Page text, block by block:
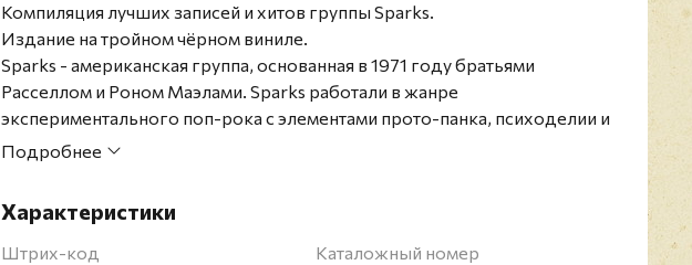
Компиляция лучших записей и хитов группы Sparks.
Издание на тройном чёрном виниле.
Sparks - американская группа, основанная в 1971 году братьями
Расселлом и Роном Маэлами. Sparks работали в жанре
экспериментального поп-рока с элементами прото-панка, психоделии и
прога. Их можно смело назвать экспериментаторами, так как с течением
высокие оценки (в особенности британских) критиков. Семь синглов
группы отмечались в чарте UK Top 40, а сингл "This Town Ain't Big Enough
Подробнее
Характеристики
Штрих-код
Каталожный номер